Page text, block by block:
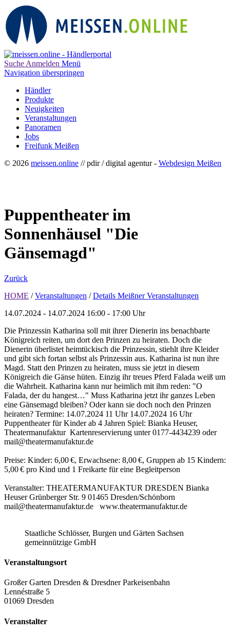
Suche Anmelden Menü
Navigation überspringen
Händler
Produkte
Neuigkeiten
Veranstaltungen
Panoramen
Jobs
Freifunk Meißen
© 2026 meissen.online // pdir / digital agentur - Webdesign Meißen
Puppentheater im
Sonnenhäusel "Die
Gänsemagd"
Zurück
HOME / Veranstaltungen / Details Meißner Veranstaltungen
14.07.2024 - 14.07.2024 16:00 - 17:00 Uhr
Die Prinzessin Katharina soll mit ihrer Dienerin ins benachbarte
Königreich reiten, um dort den Prinzen zu heiraten. Doch die
Dienerin überlistet heimtückisch die Prinzessin, stiehlt ihre Kleider
und gibt sich fortan selbst als Prinzessin aus. Katharina ist nun ihre
Magd. Statt den Prinzen zu heiraten, muss sie jetzt in diesem
Königreich die Gänse hüten. Einzig ihr treues Pferd Falada weiß um
die Wahrheit. Katharina kann nur heimlich mit ihm reden: "O
Falada, der du hangest…" Muss Katharina jetzt ihr ganzes Leben
eine Gänsemagd bleiben? Oder kann sie doch noch den Prinzen
heiraten? Termine: 14.07.2024 11 Uhr 14.07.2024 16 Uhr
Puppentheater für Kinder ab 4 Jahren Spiel: Bianka Heuser,
Theatermanufaktur Kartenreservierung unter 0177-4434239 oder
mail@theatermanufaktur.de
Preise: Kinder: 6,00 €, Erwachsene: 8,00 €, Gruppen ab 15 Kindern:
5,00 € pro Kind und 1 Freikarte für eine Begleitperson
Veranstalter: THEATERMANUFAKTUR DRESDEN Bianka
Heuser Grünberger Str. 9 01465 Dresden/Schönborn
mail@theatermanufaktur.de www.theatermanufaktur.de
Staatliche Schlösser, Burgen und Gärten Sachsen
gemeinnützige GmbH
Veranstaltungsort
Großer Garten Dresden & Dresdner Parkeisenbahn
Lennéstraße 5
01069 Dresden
Veranstalter